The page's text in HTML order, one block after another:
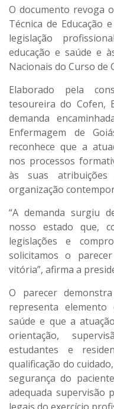
O documento revoga
Técnica de Educação
legislação
educação e saúde e
Nacionais do Curso de
Elaborado pela
tesoureira do Cofen,
demanda
Enfermagem de
reconhece que a
nos processos
às suas
organização
“A demanda surgiu
nosso estado que,
legislações e
solicitamos o
vitória”, afirma a
O parecer
representa
saúde e que a
orientação,
estudantes e
qualificação do
segurança do
adequada supervisão